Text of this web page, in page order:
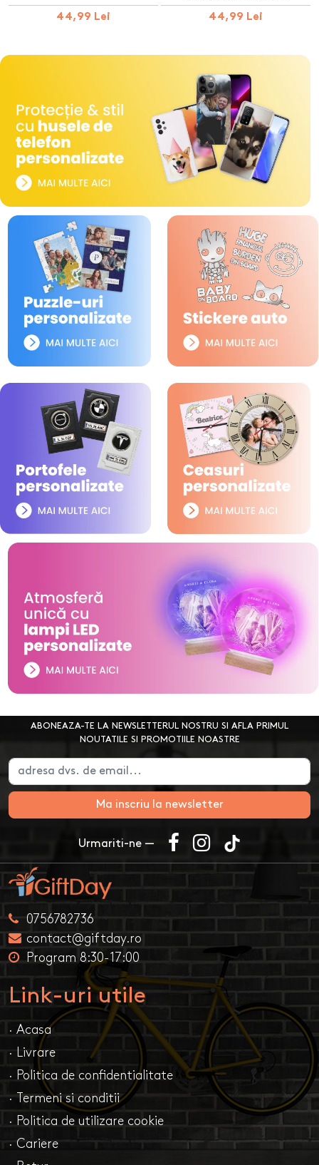
44,99 Lei 44,99 Lei
ABONEAZA-TE LA NEWSLETTERUL NOSTRU SI AFLA PRIMUL
NOUTATILE SI PROMOTIILE NOASTRE
Ma inscriu la newsletter
Urmariti-ne —
0756782736
contact@giftday.ro
Program 8:30-17:00
Link-uri utile
· Acasa
· Livrare
· Politica de confidentialitate
· Termeni si conditii
· Politica de utilizare cookie
· Cariere